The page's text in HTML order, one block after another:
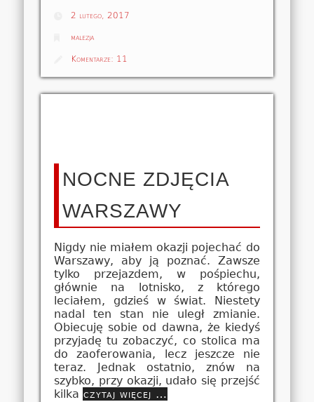
2 lutego, 2017
malezja
Komentarze: 11
NOCNE ZDJĘCIA
WARSZAWY
Nigdy nie miałem okazji pojechać do
Warszawy, aby ją poznać. Zawsze
tylko przejazdem, w pośpiechu,
głównie na lotnisko, z którego
leciałem, gdzieś w świat. Niestety
nadal ten stan nie uległ zmianie.
Obiecuję sobie od dawna, że kiedyś
przyjadę tu zobaczyć, co stolica ma
do zaoferowania, lecz jeszcze nie
teraz. Jednak ostatnio, znów na
szybko, przy okazji, udało się przejść
kilka czytaj więcej …